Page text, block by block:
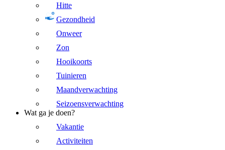
Hitte
Gezondheid
Onweer
Zon
Hooikoorts
Tuinieren
Maandverwachting
Seizoensverwachting
Wat ga je doen?
Vakantie
Activiteiten